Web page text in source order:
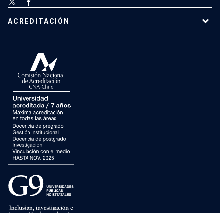
ACREDITACIÓN